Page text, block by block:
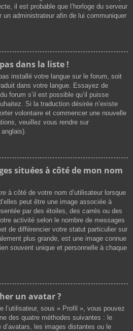
il est probable que l’horloge du serveur
administrateur afin de lui communiquer
dans la liste !
installé votre langue sur le forum, soit
dans votre langue. Essayez de
forum s’il est possible qu’il puisse
Si la traduction désirée n’existe
volontaire et commencer une nouvelle
veuillez vous rendre sur
situées à côté de mon nom
à côté de votre nom d’utilisateur lorsque
peut être une image associée à
par des étoiles, des carrés ou des
activité selon le nombre de messages
de différencier votre statut particulier sur
plus grande, est une image connue
souvent unique et personnelle à chaque
un avatar ?
l’utilisateur, sous « Profil », vous pouvez
des quatre méthodes suivantes : le
les images distantes ou le